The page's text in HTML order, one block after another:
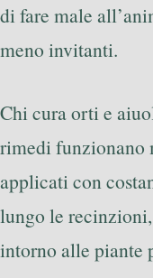
di fare male
meno invitanti.
Chi cura orti e
rimedi funzionano
applicati con
lungo le
intorno alle piante